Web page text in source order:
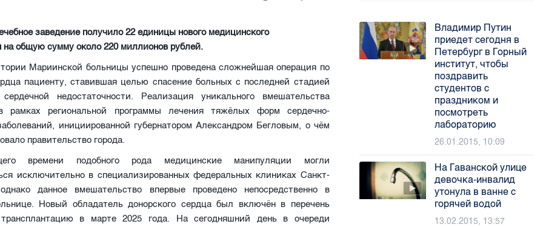
заведение получило 22 единицы нового медицинского
на общую сумму около 220 миллионов рублей.
Мариинской больницы успешно проведена сложнейшая операция по
пациенту, ставившая целью спасение больных с последней стадией
сердечной недостаточности. Реализация уникального вмешательства
рамках региональной программы лечения тяжёлых форм сердечно-
инициированной губернатором Александром Бегловым, о чём
правительство города.
времени подобного рода медицинские манипуляции могли
исключительно в специализированных федеральных клиниках Санкт-
данное вмешательство впервые проведено непосредственно в
Новый обладатель донорского сердца был включён в перечень
в марте 2025 года. На сегодняшний день в очереди
Владимир Путин
приедет сегодня в
Петербург в Горный
институт, чтобы
поздравить
студентов с
праздником и
посмотреть
лабораторию
26.01.2015, 10:09
На Гаванской улице
девочка-инвалид
утонула в ванне с
горячей водой
13.02.2015, 13:57